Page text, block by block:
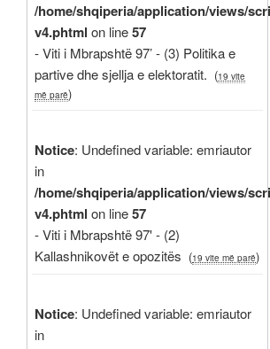
/home/shqiperia/application/views/
v4.phtml on line57
- Viti i Mbrapshtë 97’ - (3) Politika e
partive dhe sjellja e elektoratit. (19 vite
më parë)
Notice: Undefined variable: emriautor
in
/home/shqiperia/application/views/
v4.phtml on line57
- Viti i Mbrapshtë 97' - (2)
Kallashnikovët e opozitës (19 vite më parë)
Notice: Undefined variable: emriautor
in